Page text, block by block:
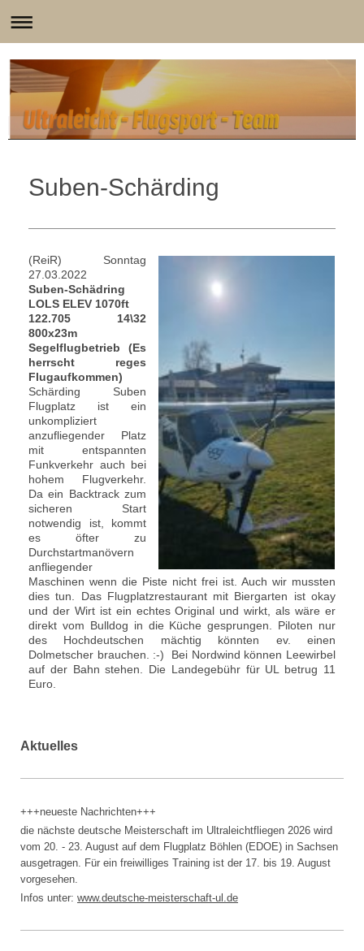
Suben-Schärding
(ReiR) Sonntag
27.03.2022
Suben-Schädring
LOLS ELEV 1070ft
122.705 14\32
800x23m
Segelflugbetrieb (Es
herrscht reges
Flugaufkommen)
Schärding Suben
Flugplatz ist ein
unkompliziert
anzufliegender Platz
mit entspannten
Funkverkehr auch bei
hohem Flugverkehr.
Da ein Backtrack zum
sicheren Start
notwendig ist, kommt
es öfter zu
Durchstartmanövern
anfliegender
Maschinen wenn die Piste nicht frei ist. Auch wir mussten
dies tun. Das Flugplatzrestaurant mit Biergarten ist okay
und der Wirt ist ein echtes Original und wirkt, als wäre er
direkt vom Bulldog in die Küche gesprungen. Piloten nur
des Hochdeutschen mächtig könnten ev. einen
Dolmetscher brauchen. :-) Bei Nordwind können Leewirbel
auf der Bahn stehen. Die Landegebühr für UL betrug 11
Euro.
Aktuelles
+++neueste Nachrichten+++
die nächste deutsche Meisterschaft im Ultraleichtfliegen 2026 wird
vom 20. - 23. August auf dem Flugplatz Böhlen (EDOE) in Sachsen
ausgetragen. Für ein freiwilliges Training ist der 17. bis 19. August
vorgesehen.
Infos unter: www.deutsche-meisterschaft-ul.de